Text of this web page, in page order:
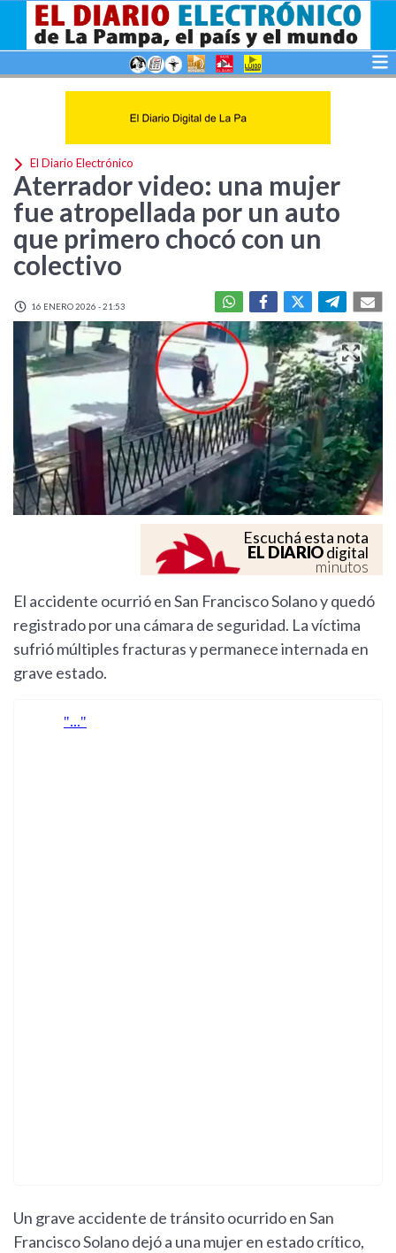
El Diario Electrónico
Aterrador video: una mujer
fue atropellada por un auto
que primero chocó con un
colectivo
16 ENERO 2026 - 21:53
Escuchá esta nota
EL DIARIOdigital
minutos
El accidente ocurrió en San Francisco Solano y quedó
registrado por una cámara de seguridad. La víctima
sufrió múltiples fracturas y permanece internada en
grave estado.
Un grave accidente de tránsito ocurrido en San
Francisco Solano dejó a una mujer en estado crítico,